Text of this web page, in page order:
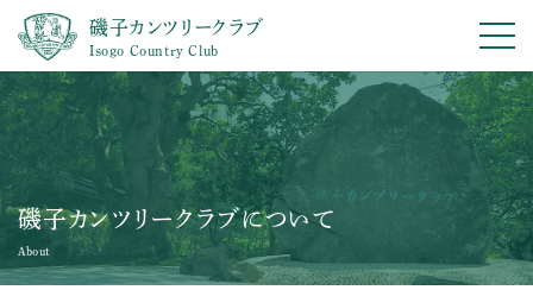
磯子カンツリークラブ
Isogo Country Club
磯子カンツリークラブについて
About